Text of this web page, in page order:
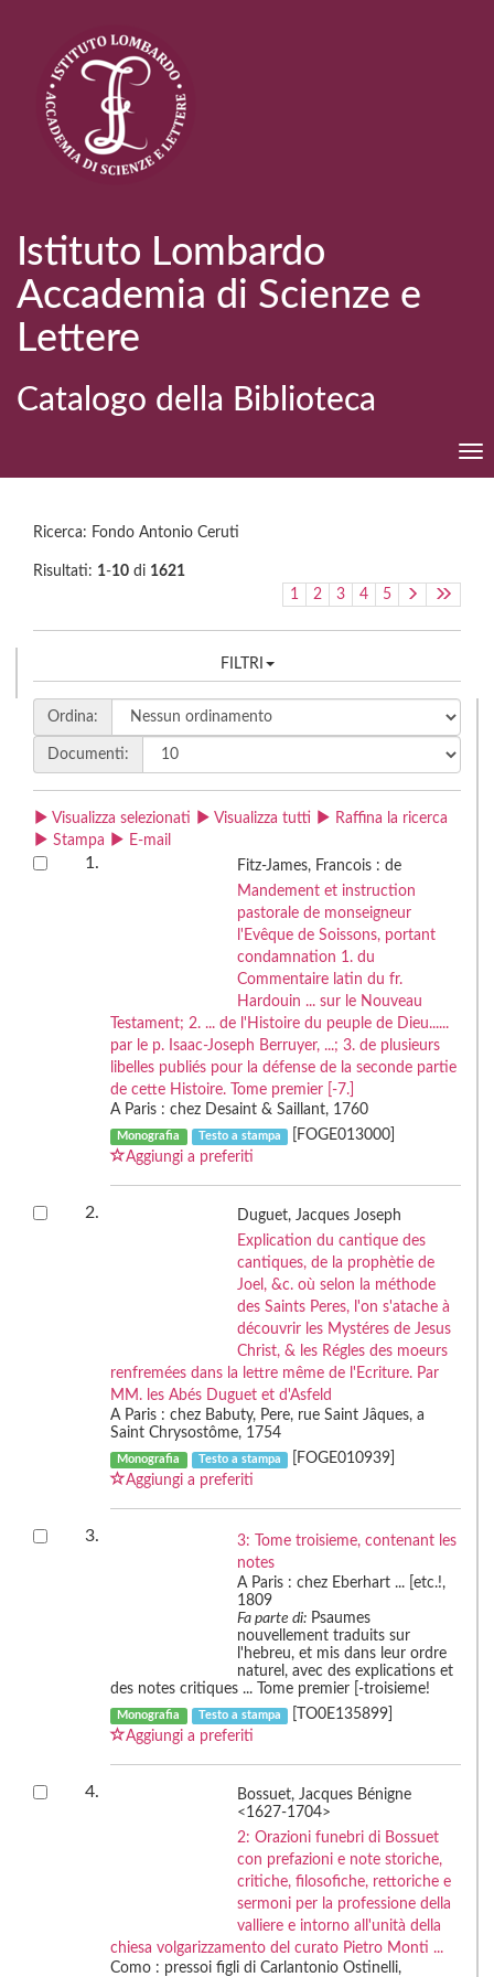
Istituto Lombardo
Accademia di Scienze e
Lettere
Catalogo della Biblioteca
Ricerca: Fondo Antonio Ceruti
Risultati: 1-10 di 1621
1
2 3 4 5
FILTRI
Ordina:
Documenti:
Visualizza selezionati Visualizza tutti
Raffina la ricerca
Stampa
E-mail
1.
Fitz-James, Francois : de
Mandement et instruction
pastorale de monseigneur
l'Evêque de Soissons, portant
condamnation 1. du
Commentaire latin du fr.
Hardouin ... sur le Nouveau
Testament; 2. ... de l'Histoire du peuple de Dieu......
par le p. Isaac-Joseph Berruyer, ...; 3. de plusieurs
libelles publiés pour la défense de la seconde partie
de cette Histoire. Tome premier [-7.]
A Paris : chez Desaint & Saillant, 1760
Monografia Testo a stampa
[FOGE013000]
Aggiungi a preferiti
2.
Duguet, Jacques Joseph
Explication du cantique des
cantiques, de la prophètie de
Joel, &c. où selon la méthode
des Saints Peres, l'on s'atache à
découvrir les Mystéres de Jesus
Christ, & les Régles des moeurs
renfremées dans la lettre même de l'Ecriture. Par
MM. les Abés Duguet et d'Asfeld
A Paris : chez Babuty, Pere, rue Saint Jâques, a
Saint Chrysostôme, 1754
Monografia Testo a stampa
[FOGE010939]
Aggiungi a preferiti
3.
3: Tome troisieme, contenant les
notes
A Paris : chez Eberhart ... [etc.!,
1809
Fa parte di: Psaumes
nouvellement traduits sur
l'hebreu, et mis dans leur ordre
naturel, avec des explications et
des notes critiques ... Tome premier [-troisieme!
Monografia Testo a stampa
[TO0E135899]
Aggiungi a preferiti
4.
Bossuet, Jacques Bénigne
<1627-1704>
2: Orazioni funebri di Bossuet
con prefazioni e note storiche,
critiche, filosofiche, rettoriche e
sermoni per la professione della
valliere e intorno all'unità della
chiesa volgarizzamento del curato Pietro Monti ...
Como : pressoi figli di Carlantonio Ostinelli,